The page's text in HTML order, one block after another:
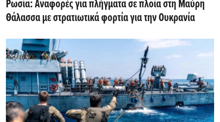
Ρωσία: Αναφορές για πλήγματα σε πλοία στη Μαύρη
Θάλασσα με στρατιωτικά φορτία για την Ουκρανία